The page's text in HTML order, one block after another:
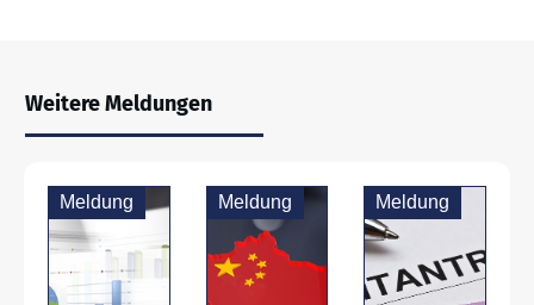
Weitere Meldungen
Meldung Meldung Meldung